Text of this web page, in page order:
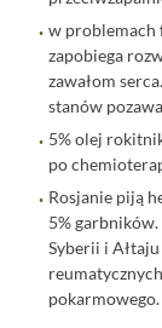
w problemach
zapobiega
zawałom
stanów
5% olej
po
Rosjanie piją
5%
Syberii i
pokarmowego.